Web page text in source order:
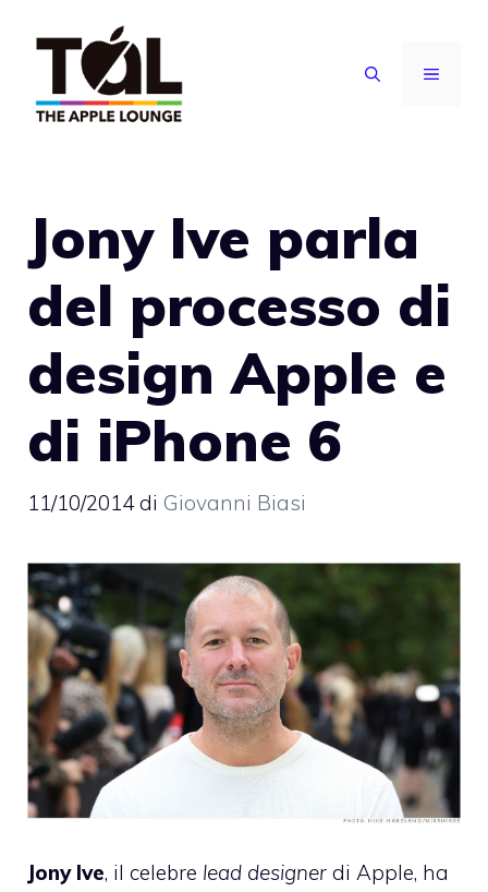
contenuto
MENU
Jony Ive parla
del processo di
design Apple e
di iPhone 6
11/10/2014 di Giovanni Biasi
Jony Ive, il celebre lead designer di Apple, ha